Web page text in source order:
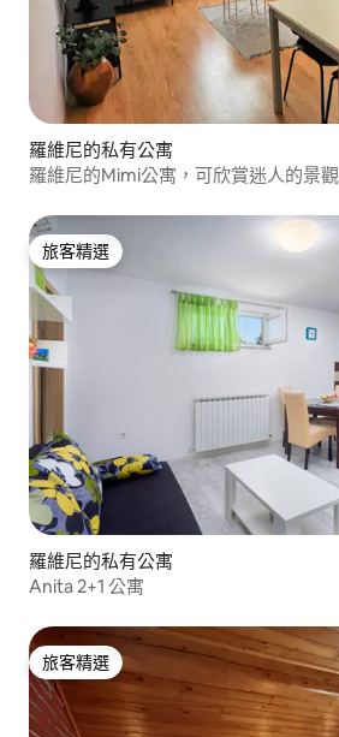
羅維尼的私有公寓
羅維尼的Mimi公寓，可欣賞迷人的景觀
旅客精選
旅客精選
羅維尼的私有公寓
Anita 2+1 公寓
旅客精選
旅客精選